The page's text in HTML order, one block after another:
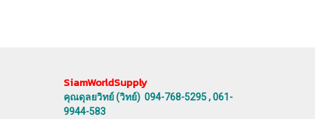
SiamWorldSupply
คุณดุลยวิทย์ (วิทย์) 094-768-5295 , 061-
9944-583